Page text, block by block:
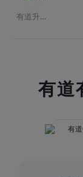
有道升学规划师
有道